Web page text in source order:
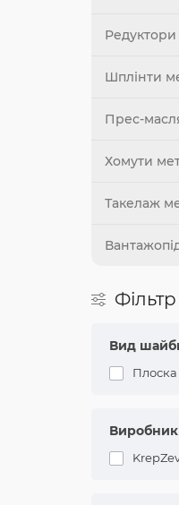
Редуктори
Шплінти
Прес-
Хомути
Такелаж
Фільтр
Вид
Плоска
Виробник